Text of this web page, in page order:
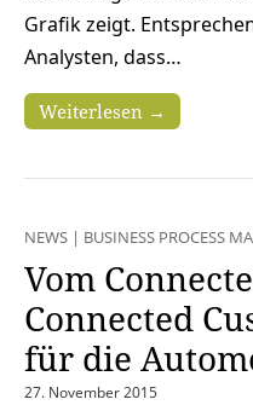
Grafik zeigt.
Analysten, dass…
Weiterlesen →
NEWS | BUSINESS PROCESS
Vom
Connected
für die
27. November 2015